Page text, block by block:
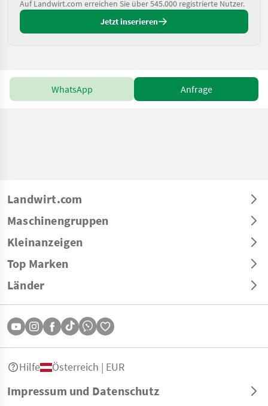
Auf Landwirt.com erreichen Sie über 545.000 registrierte Nutzer.
Jetzt inserieren
WhatsApp Anfrage
Landwirt.com
Maschinengruppen
Kleinanzeigen
Top Marken
Länder
Impressum und Datenschutz
Hilfe Österreich | EUR